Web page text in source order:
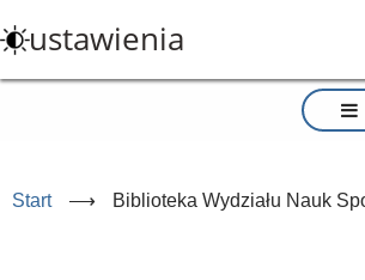
do
treści
ustawienia
Start ⟶ Biblioteka Wydziału Nauk